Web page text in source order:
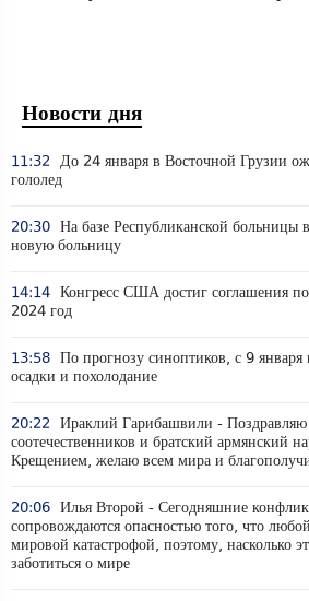
Новости дня
11:32 До 24 января в Восточной Грузии
гололед
20:30 На базе Республиканской больницы
новую больницу
14:14 Конгресс США достиг соглашения
2024 год
13:58 По прогнозу синоптиков, с 9
осадки и похолодание
20:22 Ираклий Гарибашвили -
соотечественников и братский армянский
Крещением, желаю всем мира и
20:06 Илья Второй - Сегодняшние
сопровождаются опасностью того, что
мировой катастрофой, поэтому, насколько
заботиться о мире